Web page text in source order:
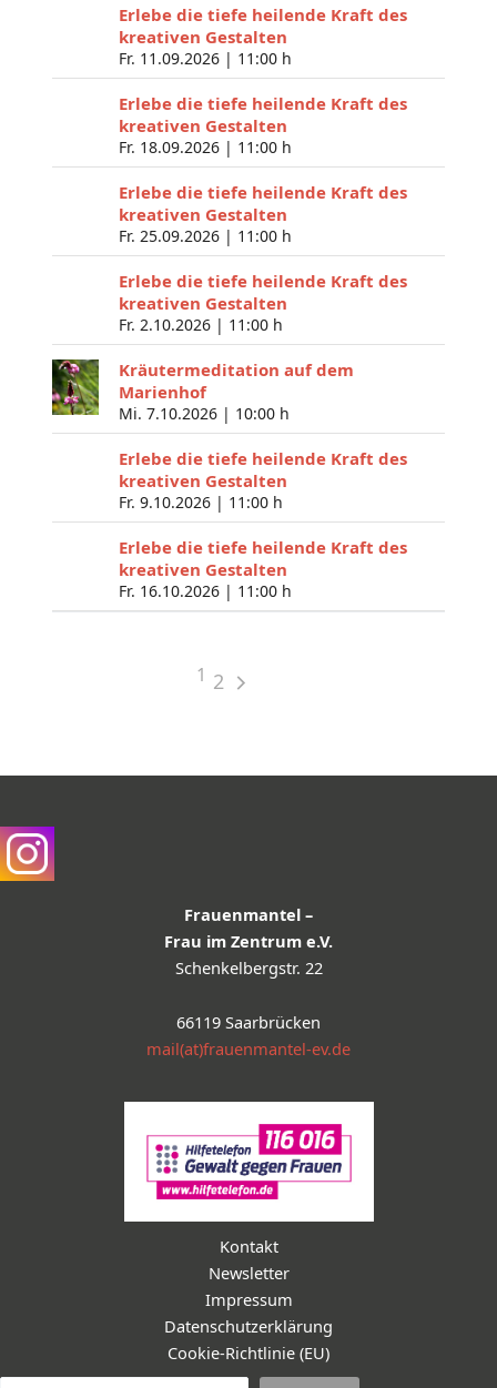
Erlebe die tiefe heilende Kraft des
kreativen Gestalten
Fr. 11.09.2026 | 11:00 h
Erlebe die tiefe heilende Kraft des
kreativen Gestalten
Fr. 18.09.2026 | 11:00 h
Erlebe die tiefe heilende Kraft des
kreativen Gestalten
Fr. 25.09.2026 | 11:00 h
Erlebe die tiefe heilende Kraft des
kreativen Gestalten
Fr. 2.10.2026 | 11:00 h
Kräutermeditation auf dem
Marienhof
Mi. 7.10.2026 | 10:00 h
Erlebe die tiefe heilende Kraft des
kreativen Gestalten
Fr. 9.10.2026 | 11:00 h
Erlebe die tiefe heilende Kraft des
kreativen Gestalten
Fr. 16.10.2026 | 11:00 h
1 2
Frauenmantel –
Frau im Zentrum e.V.
Schenkelbergstr. 22
66119 Saarbrücken
mail(at)frauenmantel-ev.de
Kontakt
Newsletter
Impressum
Datenschutzerklärung
Cookie-Richtlinie (EU)